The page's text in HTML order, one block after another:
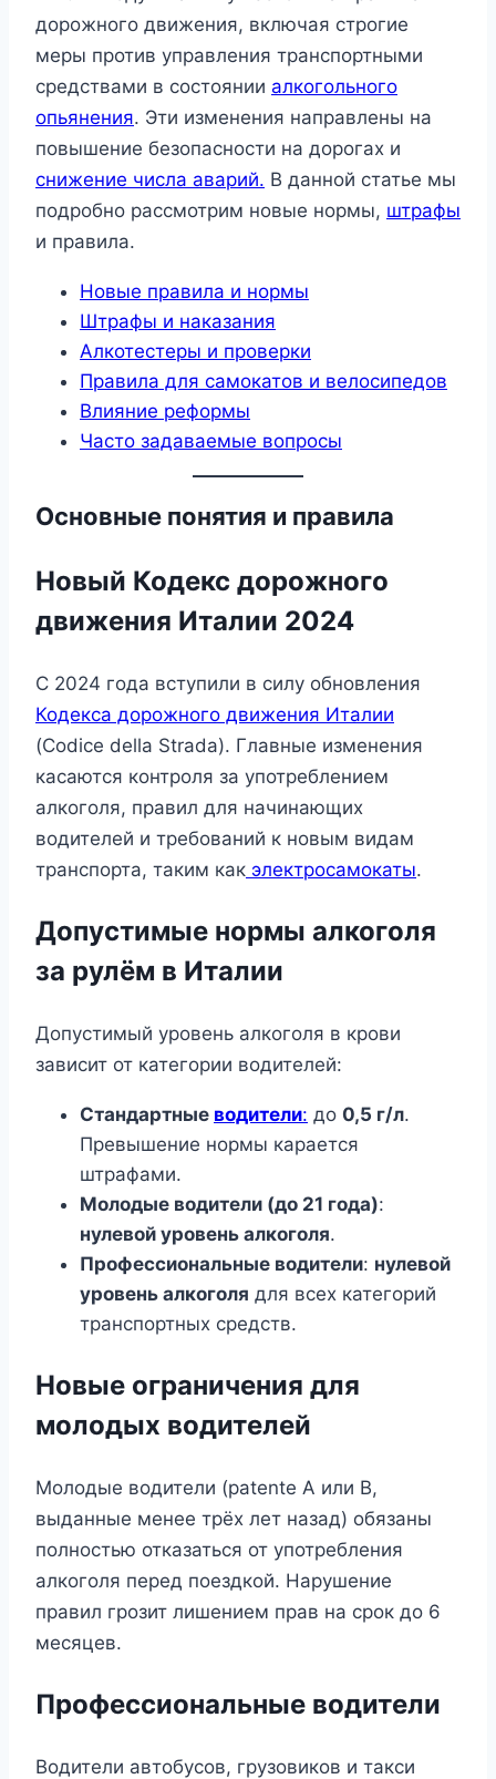
дорожного движения, включая строгие
меры против управления транспортными
средствами в состоянии алкогольного
опьянения. Эти изменения направлены на
повышение безопасности на дорогах и
снижение числа аварий. В данной статье мы
подробно рассмотрим новые нормы, штрафы
и правила.
Новые правила и нормы
Штрафы и наказания
Алкотестеры и проверки
Правила для самокатов и велосипедов
Влияние реформы
Часто задаваемые вопросы
Основные понятия и правила
Новый Кодекс дорожного
движения Италии 2024
С 2024 года вступили в силу обновления
Кодекса дорожного движения Италии
(Codice della Strada). Главные изменения
касаются контроля за употреблением
алкоголя, правил для начинающих
водителей и требований к новым видам
транспорта, таким как электросамокаты.
Допустимые нормы алкоголя
за рулём в Италии
Допустимый уровень алкоголя в крови
зависит от категории водителей:
Стандартные водители: до 0,5 г/л.
Превышение нормы карается
штрафами.
Молодые водители (до 21 года):
нулевой уровень алкоголя.
Профессиональные водители: нулевой
уровень алкоголя для всех категорий
транспортных средств.
Новые ограничения для
молодых водителей
Молодые водители (patente A или B,
выданные менее трёх лет назад) обязаны
полностью отказаться от употребления
алкоголя перед поездкой. Нарушение
правил грозит лишением прав на срок до 6
месяцев.
Профессиональные водители
Водители автобусов, грузовиков и такси